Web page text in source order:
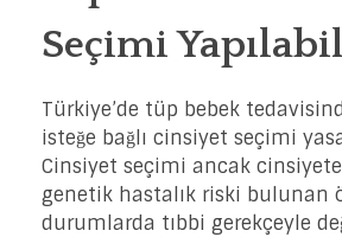
Seçimi
Türkiye’de tüp bebek
isteğe bağlı cinsiyet seçimi
Cinsiyet seçimi ancak cinsiyete
genetik hastalık riski bulunan
durumlarda tıbbi gerekçeyle